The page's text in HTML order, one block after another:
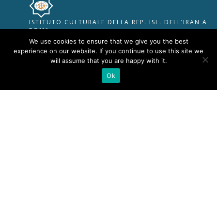
ISTITUTO CULTURALE DELLA REP. ISL. DELL’IRAN A
ROMA
VIA MARIA PEZZÈ PASCOLATO, 9, 00135 ROMA RM
INFO@IRANCULTURA.IT TEL: +39 06 305 2207
We use cookies to ensure that we give you the best
experience on our website. If you continue to use this site we
will assume that you are happy with it.
Ok
Navigazione Tastiera
Cursore Grande
Lettura Vocale
Leggi
Segnala Problema